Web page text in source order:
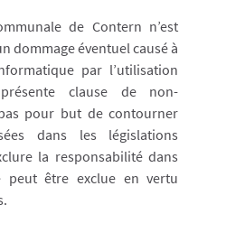
de Contern n’est
dommage éventuel causé à
par l’utilisation
clause de non-
pour but de contourner
dans les législations
la responsabilité dans
être exclue en vertu